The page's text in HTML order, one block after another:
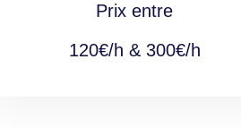
Prix entre
120€/h & 300€/h